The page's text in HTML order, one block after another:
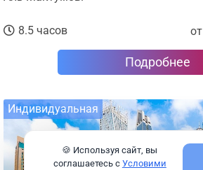
8.5 часов от
Подробнее
Индивидуальная
🍪 Используя сайт, вы
соглашаетесь с Условими